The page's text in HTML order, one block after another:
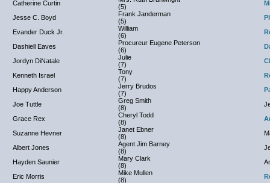
Catherine Curtin
(5)
Jesse C. Boyd
Frank Janderman
(5)
Evander Duck Jr.
William
(6)
Dashiell Eaves
Procureur Eugene Peterson
(6)
Jordyn DiNatale
Julie
(7)
Kenneth Israel
Tony
(7)
Happy Anderson
Jerry Brudos
(7)
Joe Tuttle
Greg Smith
(8)
Grace Rex
Cheryl Todd
(8)
Suzanne Hevner
Janet Ebner
(8)
Albert Jones
Agent Jim Barney
(8)
Hayden Saunier
Mary Clark
(8)
Eric Morris
Mike Mullen
(8)